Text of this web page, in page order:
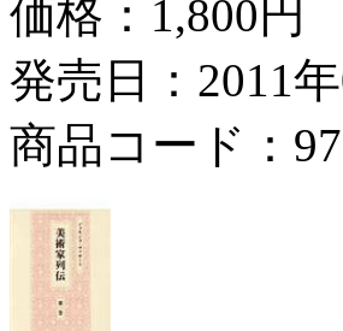
価格： 1,800円
発売日：2011年
商品コード：